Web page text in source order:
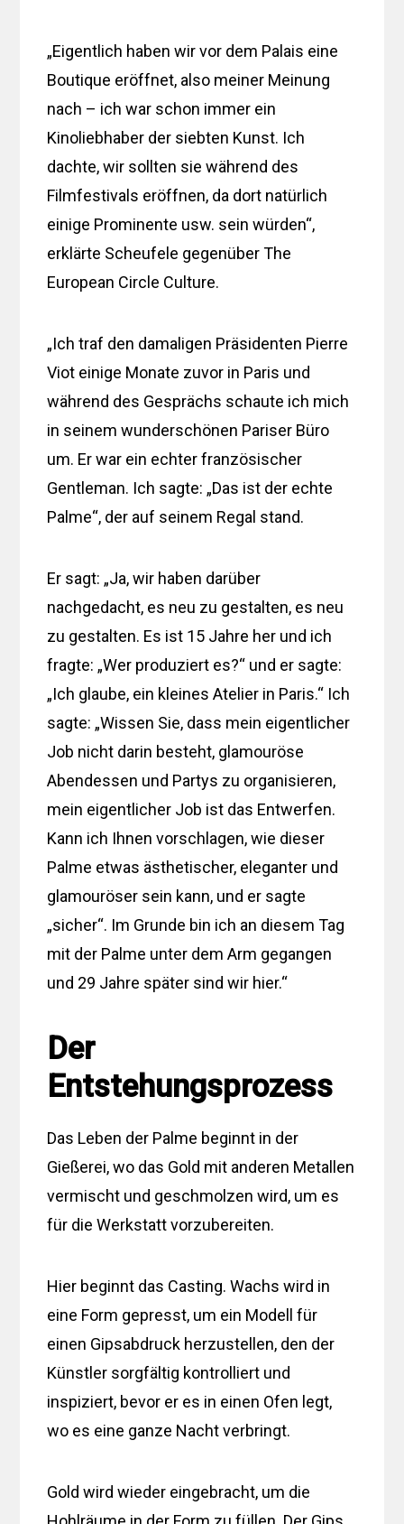
„Eigentlich haben wir vor dem Palais eine
Boutique eröffnet, also meiner Meinung
nach – ich war schon immer ein
Kinoliebhaber der siebten Kunst. Ich
dachte, wir sollten sie während des
Filmfestivals eröffnen, da dort natürlich
einige Prominente usw. sein würden“,
erklärte Scheufele gegenüber The
European Circle Culture.
„Ich traf den damaligen Präsidenten Pierre
Viot einige Monate zuvor in Paris und
während des Gesprächs schaute ich mich
in seinem wunderschönen Pariser Büro
um. Er war ein echter französischer
Gentleman. Ich sagte: „Das ist der echte
Palme“, der auf seinem Regal stand.
Er sagt: „Ja, wir haben darüber
nachgedacht, es neu zu gestalten, es neu
zu gestalten. Es ist 15 Jahre her und ich
fragte: „Wer produziert es?“ und er sagte:
„Ich glaube, ein kleines Atelier in Paris.“ Ich
sagte: „Wissen Sie, dass mein eigentlicher
Job nicht darin besteht, glamouröse
Abendessen und Partys zu organisieren,
mein eigentlicher Job ist das Entwerfen.
Kann ich Ihnen vorschlagen, wie dieser
Palme etwas ästhetischer, eleganter und
glamouröser sein kann, und er sagte
„sicher“. Im Grunde bin ich an diesem Tag
mit der Palme unter dem Arm gegangen
und 29 Jahre später sind wir hier.“
Der
Entstehungsprozess
Das Leben der Palme beginnt in der
Gießerei, wo das Gold mit anderen Metallen
vermischt und geschmolzen wird, um es
für die Werkstatt vorzubereiten.
Hier beginnt das Casting. Wachs wird in
eine Form gepresst, um ein Modell für
einen Gipsabdruck herzustellen, den der
Künstler sorgfältig kontrolliert und
inspiziert, bevor er es in einen Ofen legt,
wo es eine ganze Nacht verbringt.
Gold wird wieder eingebracht, um die